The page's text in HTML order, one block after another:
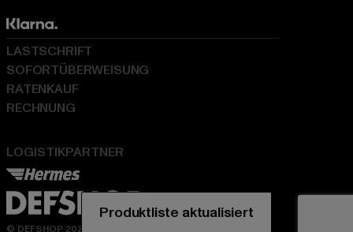
LOGISTIKPARTNER
LASTSCHRIFT
SOFORTÜBERWEISUNG
RATENKAUF
RECHNUNG